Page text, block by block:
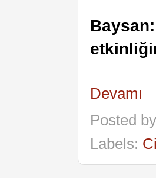
Devamı
Posted
Labels: